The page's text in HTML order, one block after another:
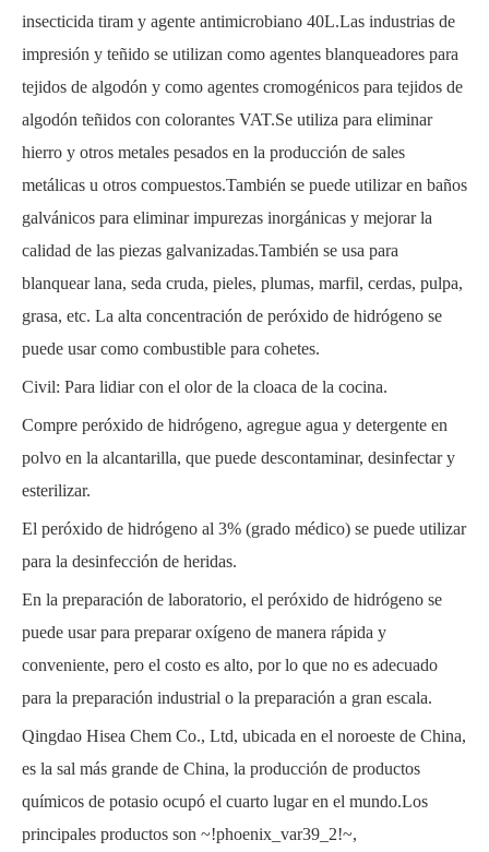
insecticida tiram y agente antimicrobiano 40L.Las industrias de
impresión y teñido se utilizan como agentes blanqueadores para
tejidos de algodón y como agentes cromogénicos para tejidos de
algodón teñidos con colorantes VAT.Se utiliza para eliminar
hierro y otros metales pesados ​​en la producción de sales
metálicas u otros compuestos.También se puede utilizar en baños
galvánicos para eliminar impurezas inorgánicas y mejorar la
calidad de las piezas galvanizadas.También se usa para
blanquear lana, seda cruda, pieles, plumas, marfil, cerdas, pulpa,
grasa, etc. La alta concentración de peróxido de hidrógeno se
puede usar como combustible para cohetes.
Civil: Para lidiar con el olor de la cloaca de la cocina.
Compre peróxido de hidrógeno, agregue agua y detergente en
polvo en la alcantarilla, que puede descontaminar, desinfectar y
esterilizar.
El peróxido de hidrógeno al 3% (grado médico) se puede utilizar
para la desinfección de heridas.
En la preparación de laboratorio, el peróxido de hidrógeno se
puede usar para preparar oxígeno de manera rápida y
conveniente, pero el costo es alto, por lo que no es adecuado
para la preparación industrial o la preparación a gran escala.
Qingdao Hisea Chem Co., Ltd, ubicada en el noroeste de China,
es la sal más grande de China, la producción de productos
químicos de potasio ocupó el cuarto lugar en el mundo.Los
principales productos son ~!phoenix_var39_2!~,